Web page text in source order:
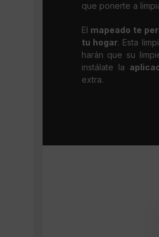
que ponerte a
El mapeado te
tu hogar. Esta
harán que su
instálate la
extra.